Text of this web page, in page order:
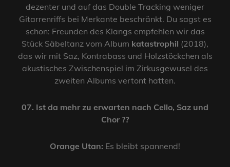
dezenter und auf das Double Tracking weniger
Gitarrenriffs bei Merkante beschränkt. Du sagst es
schon: Freunden des Klangs empfehlen wir das
Stück Säbeltanz vom Album katastrophil (2018),
das wir mit Saz, Kontrabass und Holzstöckchen als
akustisches Zwischenspiel im Zirkusgewusel des
zweiten Albums vertont hatten.
07. Ist da mehr zu erwarten nach Cello, Saz und
Chor ??
Orange Utan: Es bleibt spannend!